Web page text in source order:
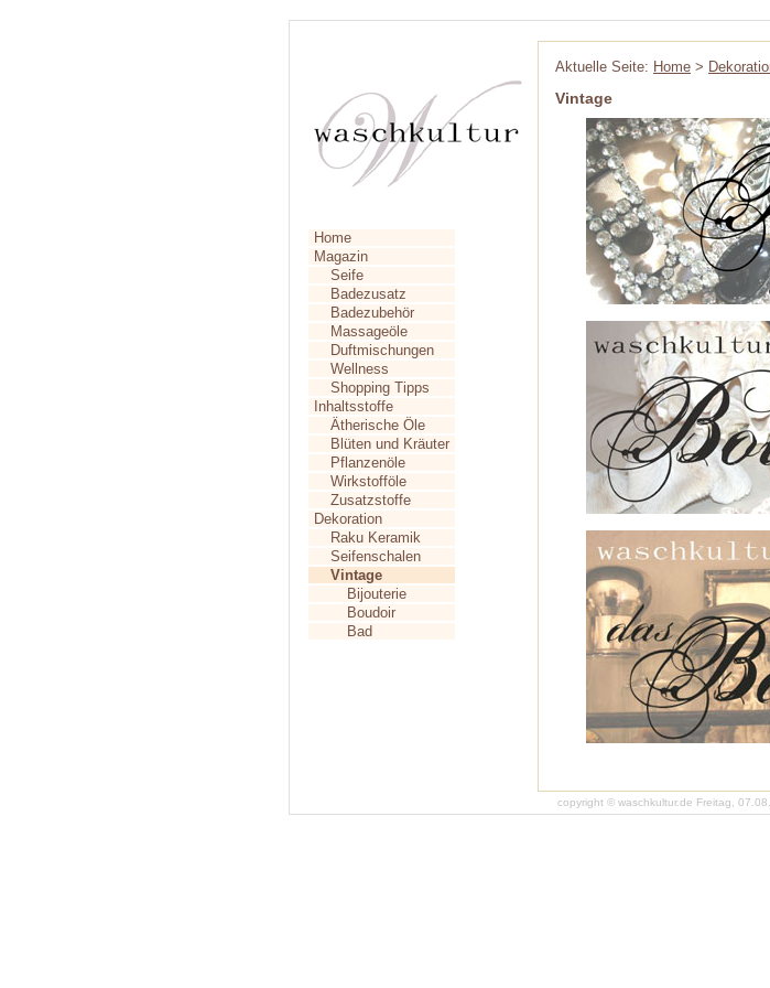
Home
Magazin
Seife
Badezusatz
Badezubehör
Massageöle
Duftmischungen
Wellness
Shopping Tipps
Inhaltsstoffe
Ätherische Öle
Blüten und Kräuter
Pflanzenöle
Wirkstofföle
Zusatzstoffe
Dekoration
Raku Keramik
Seifenschalen
Vintage
Bijouterie
Boudoir
Bad
Aktuelle Seite: Home >
Vintage
copyright © waschkultur.de Freitag,